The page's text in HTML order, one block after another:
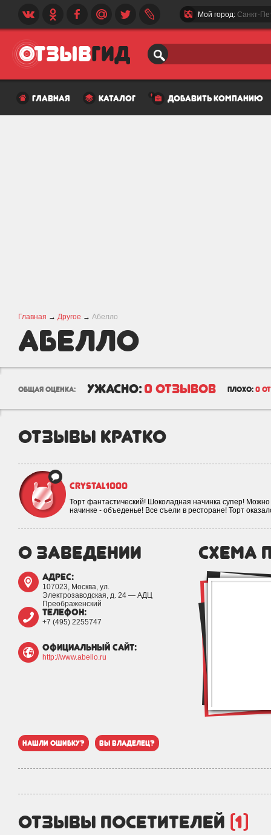
Мой город: Санкт-
главная каталог добавить компанию
Главная → Другое → Абелло
Абелло
общая оценка: ужасно: 0 отзывов плохо: 0
отзывы кратко
crystal1000
Торт фантастический! Шоколадная начинка супер!
начинке - объеденье! Все съели в ресторане! Торт
о заведении
адрес:
107023, Москва, ул.
Электрозаводская, д. 24 — АДЦ
Преображенский
телефон:
+7 (495) 2255747
официальный сайт:
http://www.abello.ru
схема
нашли ошибку? вы владелец?
отзывы посетителей (1)